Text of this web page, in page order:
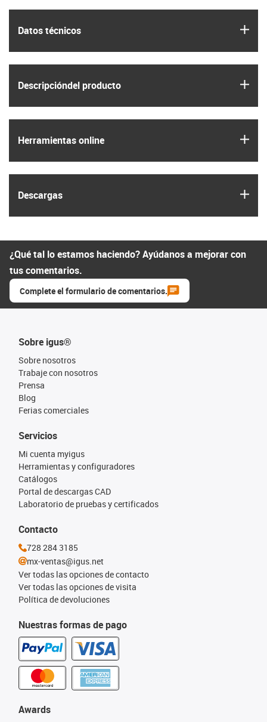
Datos técnicos
Descripción­del producto
Herramientas online
Descargas
¿Qué tal lo estamos haciendo? Ayúdanos a mejorar con
tus comentarios.
Complete el formulario de comentarios.
Sobre igus®
Sobre nosotros
Trabaje con nosotros
Prensa
Blog
Ferias comerciales
Nuestras formas de pago
Servicios
Mi cuenta myigus
Herramientas y configuradores
Catálogos
Portal de descargas CAD
Laboratorio de pruebas y certificados
Awards
Contacto
728 284 3185
mx-ventas@igus.net
Ver todas las opciones de contacto
Ver todas las opciones de visita
Política de devoluciones